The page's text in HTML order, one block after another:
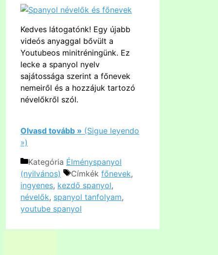
Kedves látogatónk! Egy újabb
videós anyaggal bővült a
Youtubeos minitréningünk. Ez
lecke a spanyol nyelv
sajátossága szerint a főnevek
nemeiről és a hozzájuk tartozó
névelőkről szól.
Olvasd tovább » (Sigue leyendo
»)
Kategória Élményspanyol
(nyilvános)
Címkék főnevek,
ingyenes, kezdő spanyol,
névelők, spanyol tanfolyam,
youtube spanyol